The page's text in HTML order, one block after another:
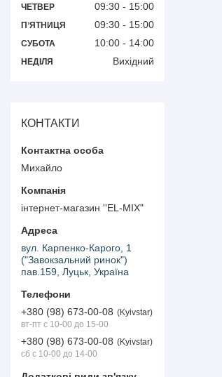
ЧЕТВЕР 09:30 15:00
ПʼЯТНИЦЯ 09:30 15:00
СУБОТА 10:00 14:00
НЕДІЛЯ Вихідний
КОНТАКТИ
Михайло
інтернет-магазин ''EL-MIX"
вул. Карпенко-Карого, 1
("Завокзальний ринок")
пав.159, Луцьк, Україна
+380 (98) 673-00-08
Kyivstar
вт-пт с 10-00 до 15-00
+380 (98) 673-00-08
Kyivstar
сб с 10-00 до 14-00